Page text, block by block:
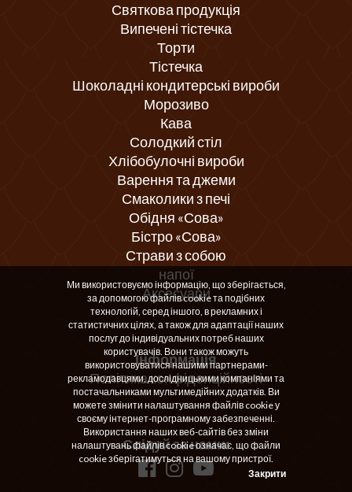
Святкова продукція
Випечені тістечка
Торти
Тістечка
Шоколадні кондитерські вироби
Морозиво
Кава
Солодкий стіл
Хлібобулочні вироби
Варення та джеми
Смаколики з печі
Обідня «Сова»
Бістро «Сова»
Страви з собою
напої
Аксесуари
Інформація
Політика конфіденційності
Слідуй за нами:
Ми використовуємо інформацію, що зберігається,
за допомогою файлів cookie та подібних
технологій, серед іншого, в рекламних і
статистичних цілях, а також для адаптації наших
послуг до індивідуальних потреб наших
користувачів. Вони також можуть
використовуватися нашими партнерами-
рекламодавцями, дослідницькими компаніями та
постачальниками мультимедійних додатків. Ви
можете змінити налаштування файлів cookie у
своєму інтернет-програмному забезпеченні.
Використання наших веб-сайтів без зміни
налаштувань файлів cookie означає, що файли
cookie зберігатимуться на вашому пристрої.
Закрити